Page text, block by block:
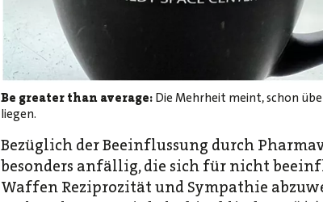
Be greater than average: Die Mehrheit meint, schon
liegen.
Bezüglich der Beeinflussung durch
besonders anfällig, die sich für nicht
Waffen Reziprozität und Sympathie